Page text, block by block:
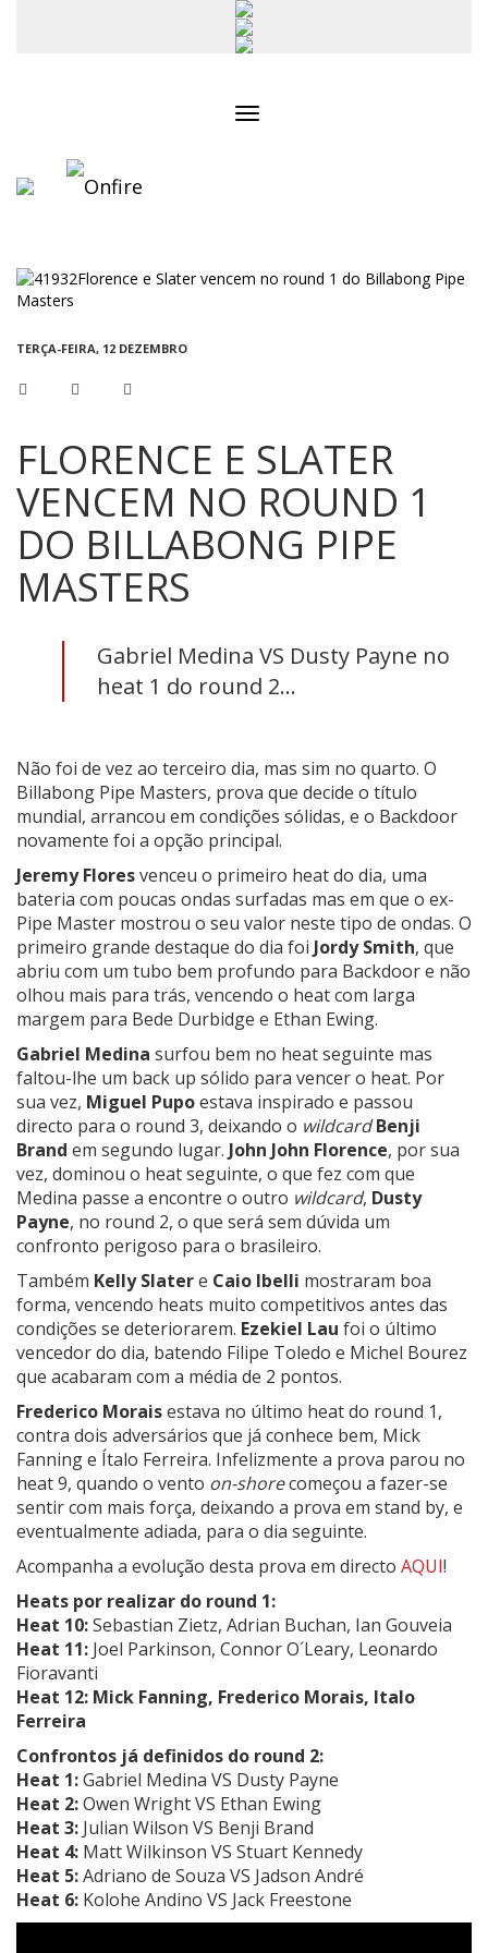
TERÇA-FEIRA, 12 DEZEMBRO
FLORENCE E SLATER
VENCEM NO ROUND 1
DO BILLABONG PIPE
MASTERS
Gabriel Medina VS Dusty Payne no
heat 1 do round 2...
Não foi de vez ao terceiro dia, mas sim no quarto. O
Billabong Pipe Masters, prova que decide o título
mundial, arrancou em condições sólidas, e o Backdoor
novamente foi a opção principal.
Jeremy Floresvenceu o primeiro heat do dia, uma
bateria com poucas ondas surfadas mas em que o ex-
Pipe Master mostrou o seu valor neste tipo de ondas. O
primeiro grande destaque do dia foi Jordy Smith, que
abriu com um tubo bem profundo para Backdoor e não
olhou mais para trás, vencendo o heat com larga
margem para Bede Durbidge e Ethan Ewing.
Gabriel Medina surfou bem no heat seguinte mas
faltou-lhe um back up sólido para vencer o heat. Por
sua vez, Miguel Pupoestava inspirado e passou
directo para o round 3, deixando o wildcard Benji
Brand em segundo lugar. John John Florence, por sua
vez, dominou o heat seguinte, o que fez com que
Medina passe a encontre o outro wildcard, Dusty
Payne, no round 2, o que será sem dúvida um
confronto perigoso para o brasileiro.
Também Kelly Slatere Caio Ibelli mostraram boa
forma, vencendo heats muito competitivos antes das
condições se deteriorarem. Ezekiel Lau foi o último
vencedor do dia, batendo Filipe Toledo e Michel Bourez
que acabaram com a média de 2 pontos.
Frederico Moraisestava no último heat do round 1,
contra dois adversários que já conhece bem, Mick
Fanning e Ítalo Ferreira. Infelizmente a prova parou no
heat 9, quando o vento on-shorecomeçou a fazer-se
sentir com mais força, deixando a prova em stand by, e
eventualmente adiada, para o dia seguinte.
Acompanha a evolução desta prova em directo AQUI!
Heats por realizar do round 1:
Heat 10:Sebastian Zietz, Adrian Buchan, Ian Gouveia
Heat 11: Joel Parkinson, Connor O´Leary, Leonardo
Fioravanti
Heat 12: Mick Fanning, Frederico Morais, Italo
Ferreira
Confrontos já definidos do round 2:
Heat 1:Gabriel Medina VS Dusty Payne
Heat 2:Owen Wright VS Ethan Ewing
Heat 3: Julian Wilson VS Benji Brand
Heat 4: Matt Wilkinson VS Stuart Kennedy
Heat 5:Adriano de Souza VS Jadson André
Heat 6: Kolohe Andino VS Jack Freestone